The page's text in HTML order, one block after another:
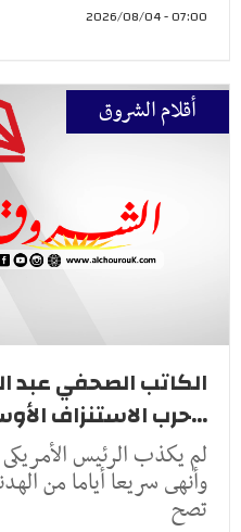
07:00 - 2026/08/04
أقلام الشروق
الكاتب الصحفي عبد
...حرب الاستنزاف
لم يكذب الرئيس
وأنهى سريعا أياما من
تصح